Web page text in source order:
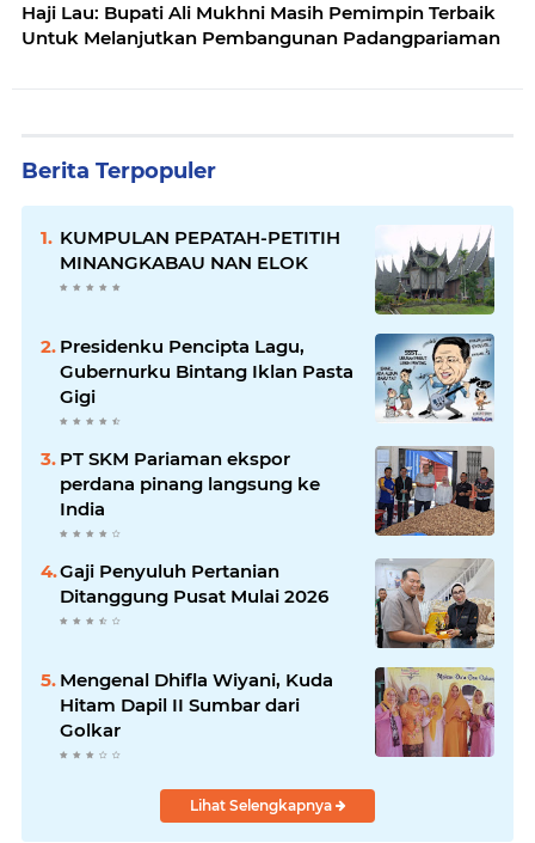
Haji Lau: Bupati Ali Mukhni Masih Pemimpin Terbaik
Untuk Melanjutkan Pembangunan Padangpariaman
Berita Terpopuler
KUMPULAN PEPATAH-PETITIH
MINANGKABAU NAN ELOK
Presidenku Pencipta Lagu,
Gubernurku Bintang Iklan Pasta
Gigi
PT SKM Pariaman ekspor
perdana pinang langsung ke
India
Gaji Penyuluh Pertanian
Ditanggung Pusat Mulai 2026
Mengenal Dhifla Wiyani, Kuda
Hitam Dapil II Sumbar dari
Golkar
Lihat Selengkapnya